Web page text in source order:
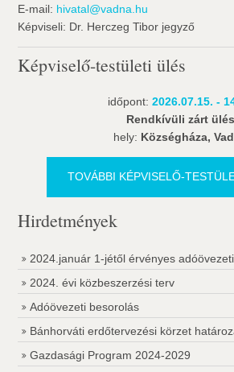
E-mail: hivatal@vadna.hu
Képviseli: Dr. Herczeg Tibor jegyző
Képviselő-testületi ülés
időpont: 2026.07.15. -
Rendkívüli zárt ülés
hely: Községháza,
TOVÁBBI KÉPVISELŐ-
Hirdetmények
2024.január 1-jétől érvényes
2024. évi közbeszerzési terv
Adóövezeti besorolás
Bánhorváti erdőtervezési körzet
Gazdasági Program 2024-2029